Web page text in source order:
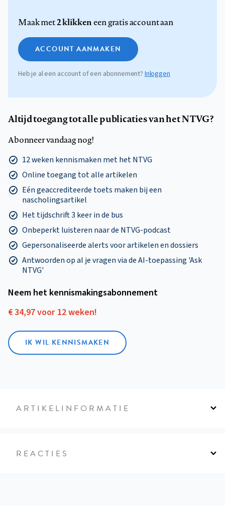
Maak met2 klikkeneen gratis account aan
ACCOUNT AANMAKEN
Heb je al een account of een abonnement? Inloggen
Altijd toegang tot alle publicaties van het NTVG?
Abonneer vandaag nog!
12 weken kennismaken met het NTVG
Online toegang tot alle artikelen
Eén geaccrediteerde toets maken bij een
nascholingsartikel
Het tijdschrift 3 keer in de bus
Onbeperkt luisteren naar de NTVG-podcast
Gepersonaliseerde alerts voor artikelen en dossiers
Antwoorden op al je vragen via de AI-toepassing 'Ask
NTVG'
Neem het kennismakings­abonnement
€ 34,97 voor 12 weken!
IK WIL KENNISMAKEN
ARTIKELINFORMATIE
REACTIES